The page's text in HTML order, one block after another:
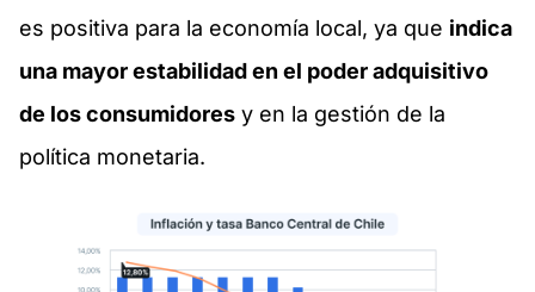
es positiva para la economía local, ya que indica
una mayor estabilidad en el poder adquisitivo
de los consumidores y en la gestión de la
política monetaria.